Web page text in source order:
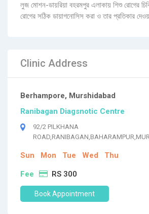
লুজ মোশন-ডায়রিয়া বহরমপুর এলাকায় শিশু রোগের
রোগের সঠিক ডায়াগনোসিস করা ও তার প্রতিকার
Clinic Address
Berhampore, Murshidabad
Ranibagan Diagsnotic Centre
92/2 PILKHANA
Sun Mon Tue Wed Thu
Fee RS 300
Book Appointment